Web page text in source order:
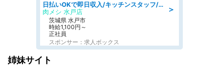
＞
日払いOKで即日収入/キッチンスタッフ/デリバリー業務など、自己成長可能な幅広い仕事に挑戦!髪型自由&ピアス・ネイルOK/茨城県/水戸市
肉メシ 水戸店
茨城県 水戸市
時給1,100円～
正社員
スポンサー：求人ボックス
姉妹サイト